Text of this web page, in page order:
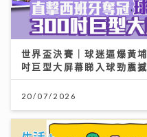
世界盃決賽｜球迷逼爆黃
吋巨型大屏幕睇入球勁震撼
20/07/2026